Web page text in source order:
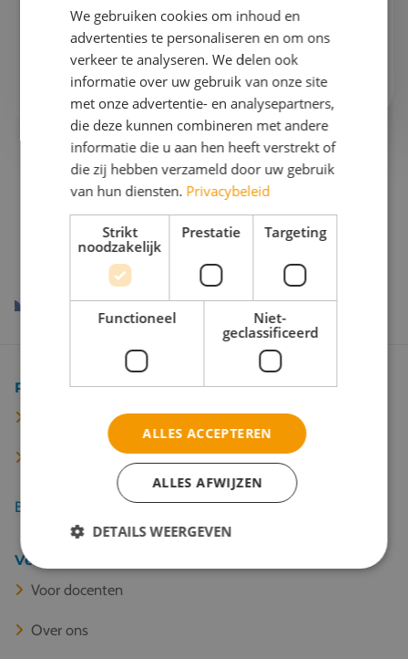
Bel mij op076 522 30 57
Of stuur mijeen e-mail
Onze reispartners
Populaire bestemmingen
Bekijk alle 67 bestemmingen
Veel gelezen
Voor docenten
Over ons
We gebruiken cookies om inhoud en
advertenties te personaliseren en om ons
verkeer te analyseren. We delen ook
informatie over uw gebruik van onze site
met onze advertentie- en analysepartners,
die deze kunnen combineren met andere
informatie die u aan hen heeft verstrekt of
die zij hebben verzameld door uw gebruik
van hun diensten. Privacybeleid
Strikt
noodzakelijk
Prestatie Targeting
Functioneel
Niet-
geclassificeerd
ALLES ACCEPTEREN
ALLES AFWIJZEN
DETAILS WEERGEVEN